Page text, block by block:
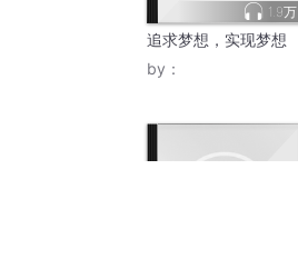
1.9万
追求梦想，实现梦想
by：